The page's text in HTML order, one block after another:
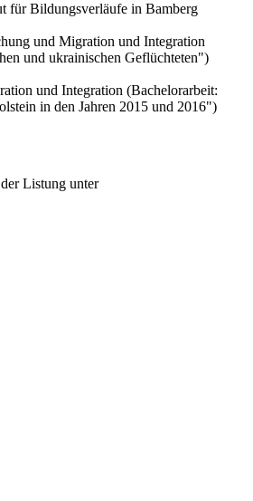
für Bildungsverläufe in Bamberg
und Migration und Integration
und ukrainischen Geflüchteten")
und Integration (Bachelorarbeit:
in den Jahren 2015 und 2016")
Listung unter